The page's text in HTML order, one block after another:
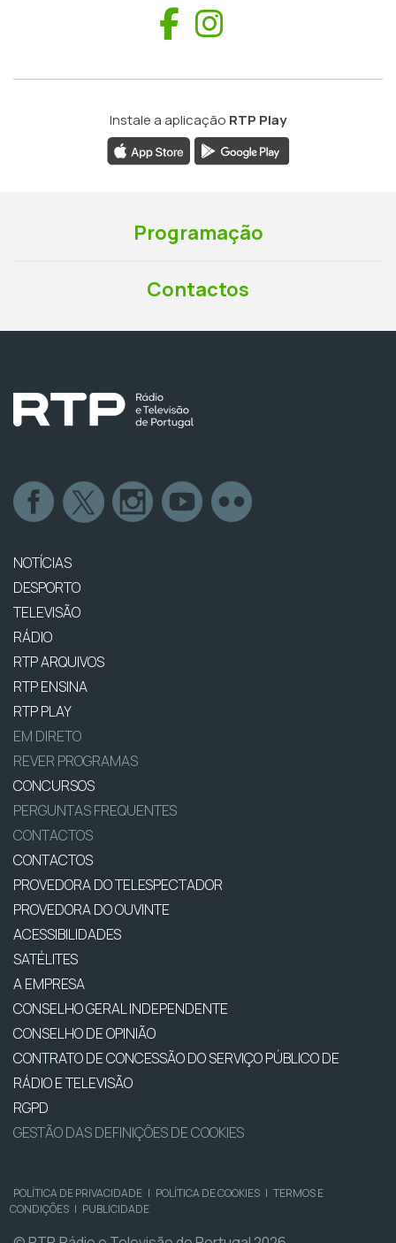
Facebook
Instale a aplicação RTP Play
Programação
Contactos
NOTÍCIAS
DESPORTO
TELEVISÃO
RÁDIO
RTP ARQUIVOS
RTP ENSINA
RTP PLAY
EM DIRETO
REVER PROGRAMAS
CONCURSOS
PERGUNTAS FREQUENTES
CONTACTOS
CONTACTOS
PROVEDORA DO TELESPECTADOR
PROVEDORA DO OUVINTE
ACESSIBILIDADES
SATÉLITES
A EMPRESA
CONSELHO GERAL INDEPENDENTE
CONSELHO DE OPINIÃO
CONTRATO DE CONCESSÃO DO SERVIÇO PÚBLICO DE
RÁDIO E TELEVISÃO
RGPD
GESTÃO DAS DEFINIÇÕES DE COOKIES
POLÍTICA DE PRIVACIDADE | POLÍTICA DE COOKIES | TERMOS E
CONDIÇÕES | PUBLICIDADE